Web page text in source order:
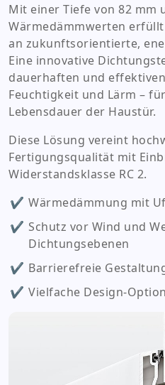
Fenster
Haustüren
Markisen
Mit einer Tiefe von 82 mm
Wärmedämmwerten
an zukunftsorientierte,
Eine innovative
dauerhaften und
Feuchtigkeit und Lärm –
Lebensdauer der Haustür.
Diese Lösung vereint
Fertigungsqualität mit
Widerstandsklasse RC 2.
Wärmedämmung mit
Schutz vor Wind und
Dichtungsebenen
Barrierefreie
Vielfache Design-